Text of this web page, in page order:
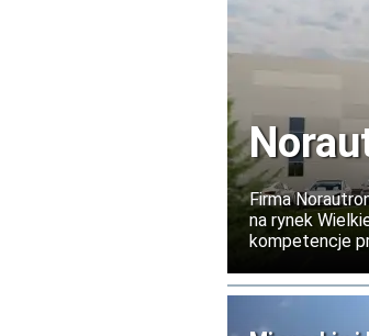
Firma
na rynek
kompetencje